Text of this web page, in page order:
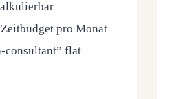
pro Monat
con­sul­tant” flat